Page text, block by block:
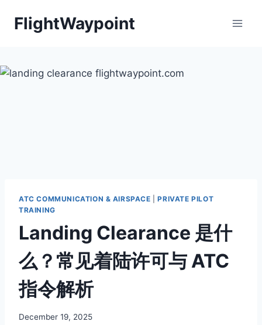
FlightWaypoint
ATC COMMUNICATION & AIRSPACE |PRIVATE PILOT
TRAINING
Landing Clearance 是什
么？常见着陆许可与 ATC
指令解析
By
December 19, 2025